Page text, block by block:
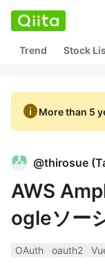
Trend Stock
infoMore than 5
@thirosue (
AWS
ogleソー
OAuth oauth2